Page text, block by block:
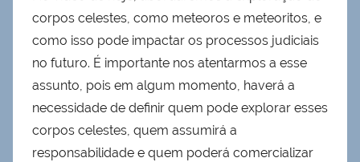
corpos celestes, como meteoros e meteoritos, e
como isso pode impactar os processos judiciais
no futuro. É importante nos atentarmos a esse
assunto, pois em algum momento, haverá a
necessidade de definir quem pode explorar esses
corpos celestes, quem assumirá a
responsabilidade e quem poderá comercializar